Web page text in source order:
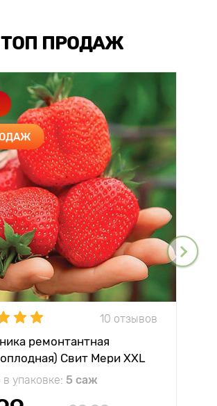
ТОП ПРОДАЖ
10 отзывов
ремонтантная
Свит Мери XXL
упаковке: 5 саж